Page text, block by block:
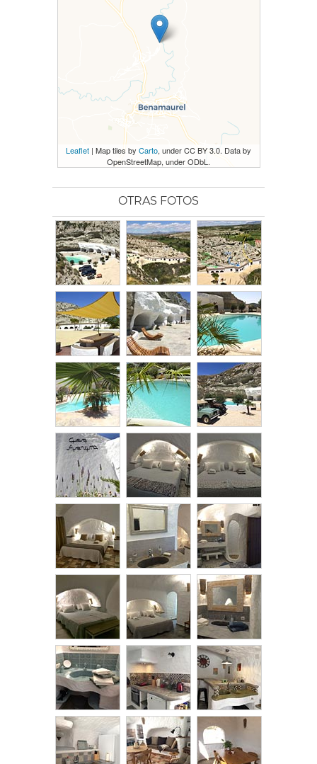
Leaflet | Map tiles by Carto, under CC BY 3.0. Data by
OpenStreetMap, under ODbL.
OTRAS FOTOS